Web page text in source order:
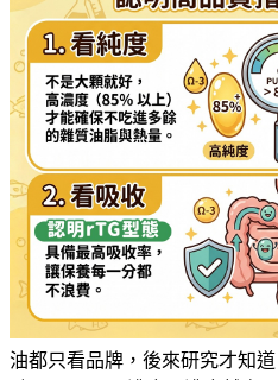
油都只看品牌，後來研究才知